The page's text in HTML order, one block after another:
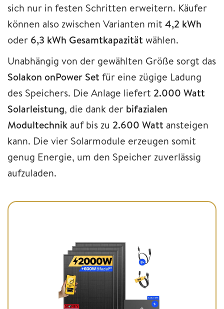
sich nur in festen Schritten erweitern. Käufer
können also zwischen Varianten mit 4,2 kWh
oder 6,3 kWh Gesamtkapazität wählen.
Unabhängig von der gewählten Größe sorgt das
Solakon onPower Set für eine zügige Ladung
des Speichers. Die Anlage liefert 2.000 Watt
Solarleistung, die dank der bifazialen
Modultechnik auf bis zu 2.600 Watt ansteigen
kann. Die vier Solarmodule erzeugen somit
genug Energie, um den Speicher zuverlässig
aufzuladen.